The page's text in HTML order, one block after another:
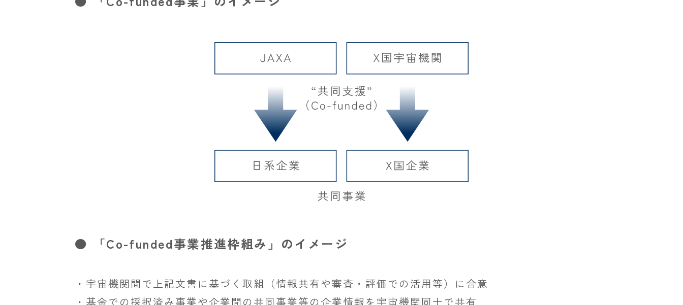
● 「Co-funded事業推進枠組み」のイメージ
・宇宙機関間で上記文書に基づく取組（情報共有や審査・評価での活用等）に合意
・基金での採択済み事業や企業間の共同事業等の企業情報を宇宙機関同士で共有